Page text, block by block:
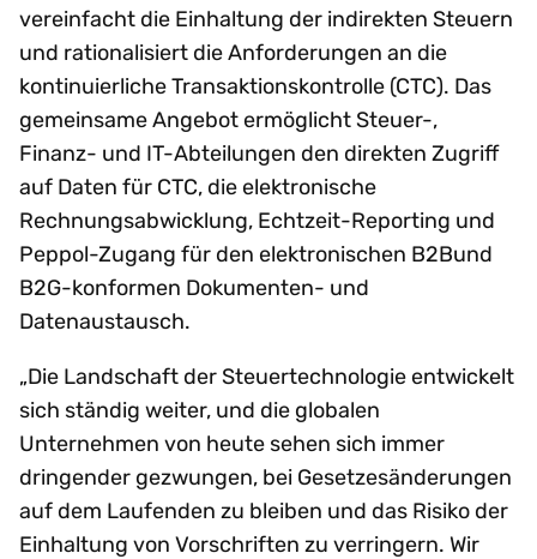
vereinfacht die Einhaltung der indirekten Steuern
und rationalisiert die Anforderungen an die
kontinuierliche Transaktionskontrolle (CTC). Das
gemeinsame Angebot ermöglicht Steuer-,
Finanz- und IT-Abteilungen den direkten Zugriff
auf Daten für CTC, die elektronische
Rechnungsabwicklung, Echtzeit-Reporting und
Peppol-Zugang für den elektronischen B2Bund
B2G-konformen Dokumenten- und
Datenaustausch.
„Die Landschaft der Steuertechnologie entwickelt
sich ständig weiter, und die globalen
Unternehmen von heute sehen sich immer
dringender gezwungen, bei Gesetzesänderungen
auf dem Laufenden zu bleiben und das Risiko der
Einhaltung von Vorschriften zu verringern. Wir